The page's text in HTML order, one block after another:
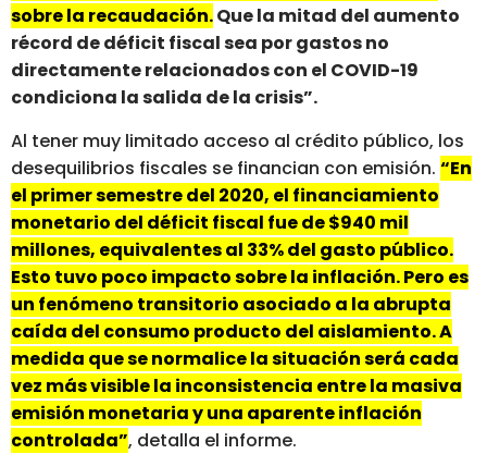
sobre la recaudación.Que la mitad del aumento
récord de déficit fiscal sea por gastos no
directamente relacionados con el COVID-19
condiciona la salida de la crisis”.
Al tener muy limitado acceso al crédito público, los
desequilibrios fiscales se financian con emisión. “En
el primer semestre del 2020, el financiamiento
monetario del déficit fiscal fue de $940 mil
millones, equivalentes al 33% del gasto público.
Esto tuvo poco impacto sobre la inflación. Pero es
un fenómeno transitorio asociado a la abrupta
caída del consumo producto del aislamiento. A
medida que se normalice la situación será cada
vez más visible la inconsistencia entre la masiva
emisión monetaria y una aparente inflación
controlada”, detalla el informe.